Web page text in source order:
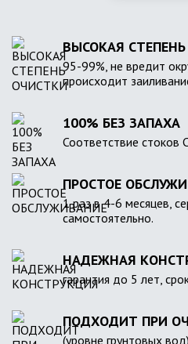
ВЫСОКАЯ
95-99%, не вредит
происходит
100% БЕЗ ЗАПАХА
Соответствие
ПРОСТОЕ
1 раз в 4-6 месяцев,
самостоятельно.
НАДЕЖНАЯ
гарантия до 5 лет,
ПОДХОДИТ ПРИ
(уровне грунтовых